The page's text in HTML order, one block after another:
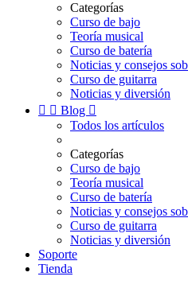
Categorías
Curso de bajo
Teoría musical
Curso de batería
Noticias y consejos
Curso de guitarra
Noticias y diversión
  Blog 
Todos los artículos
Categorías
Curso de bajo
Teoría musical
Curso de batería
Noticias y consejos
Curso de guitarra
Noticias y diversión
Soporte
Tienda